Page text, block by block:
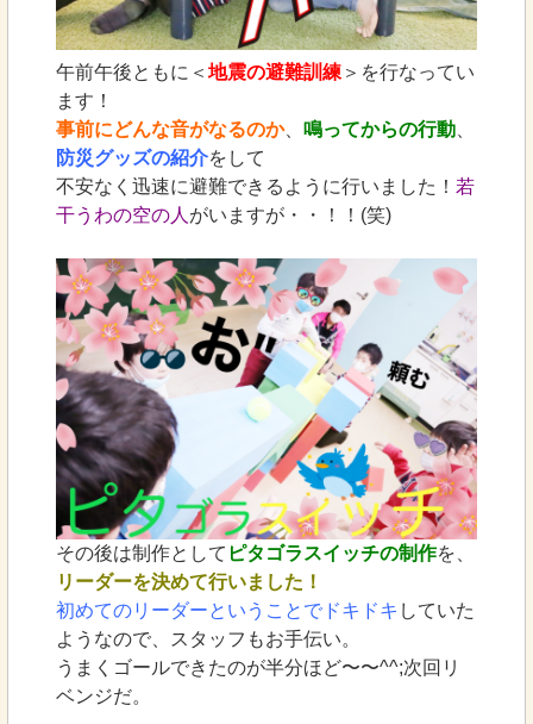
午前午後ともに＜ 地震の避難訓練 ＞を行なってい
ます！
事前にどんな音がなるのか、 鳴ってからの行動
防災グッズの紹介をして
不安なく迅速に避難できるように行いました！ 若
干うわの空の人 がいますが・・！！(笑)
その後は制作として ピタゴラスイッチの制作を、
リーダーを決めて行いました！
初めてのリーダーということでドキドキ していた
ようなので、スタッフもお手伝い。
うまくゴールできたのが半分ほど〜〜^^;次回リ
ベンジだ。